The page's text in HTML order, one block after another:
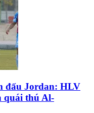
đấu Jordan: HLV
quái thú Al-